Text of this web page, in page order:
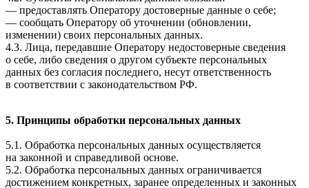
— предоставлять Оператору достоверные данные о себе;
— сообщать Оператору об уточнении (обновлении,
изменении) своих персональных данных.
4.3. Лица, передавшие Оператору недостоверные сведения
о себе, либо сведения о другом субъекте персональных
данных без согласия последнего, несут ответственность
в соответствии с законодательством РФ.
5. Принципы обработки персональных данных
5.1. Обработка персональных данных осуществляется
на законной и справедливой основе.
5.2. Обработка персональных данных ограничивается
достижением конкретных, заранее определенных и законных